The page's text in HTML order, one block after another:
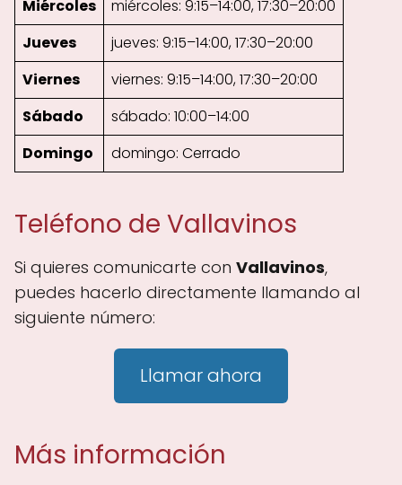
Miércoles
miércoles: 9:15–14:00, 17:30–20:00
Jueves
jueves: 9:15–14:00, 17:30–20:00
Viernes
viernes: 9:15–14:00, 17:30–20:00
Sábado
sábado: 10:00–14:00
Domingo
domingo: Cerrado
Teléfono de Vallavinos
Si quieres comunicarte con Vallavinos,
puedes hacerlo directamente llamando al
siguiente número:
Llamar ahora
Más información